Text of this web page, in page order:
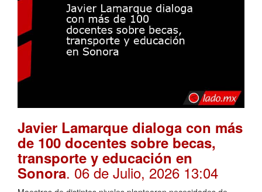
Javier Lamarque dialoga con más
de 100 docentes sobre becas,
transporte y educación en
Sonora. 06 de Julio, 2026 13:04